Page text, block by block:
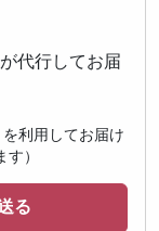
代行してお届
を利用してお届け
）
る